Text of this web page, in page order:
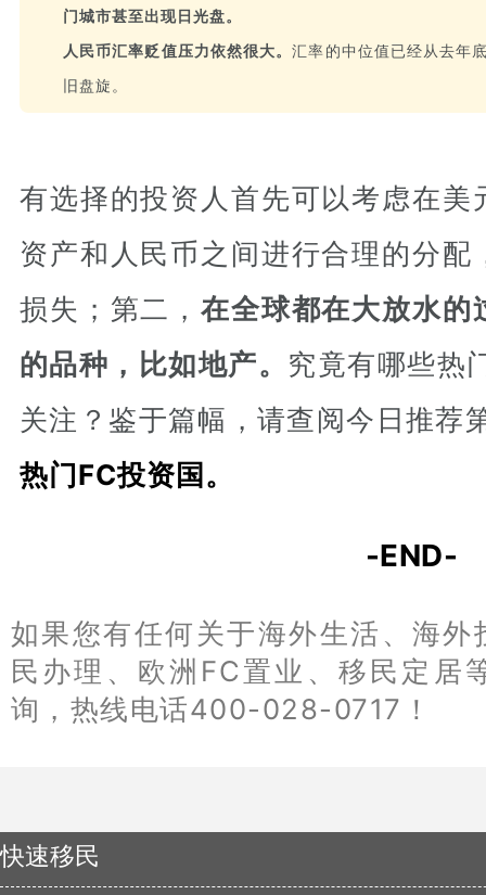
门城市甚至出现日光盘。
人民币汇率贬值压力依然很大。汇率的中位值已经从去年
旧盘旋。
有选择的投资人首先可以考虑在美
资产和人民币之间进行合理的分
损失；第二，在全球都在大放水的
的品种，比如地产。 究竟有哪些热
关注？ 鉴于篇幅，请查阅今日推荐
热门FC投资国。
-END-
如果您有任何关于海外生活、海
民办理、欧洲FC置业、移民定居
询，热线电话400-028-0717！
快速移民